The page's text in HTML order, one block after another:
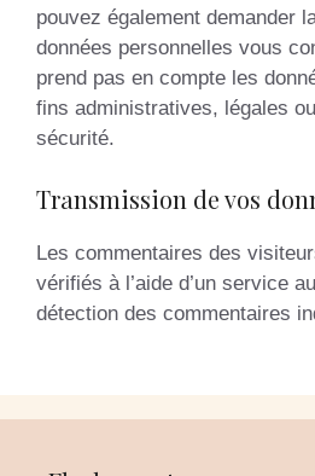
pouvez également demander
données personnelles vous
prend pas en compte les
fins administratives, légales
sécurité.
Transmission de vos
Les commentaires des
vérifiés à l’aide d’un service
détection des commentaires